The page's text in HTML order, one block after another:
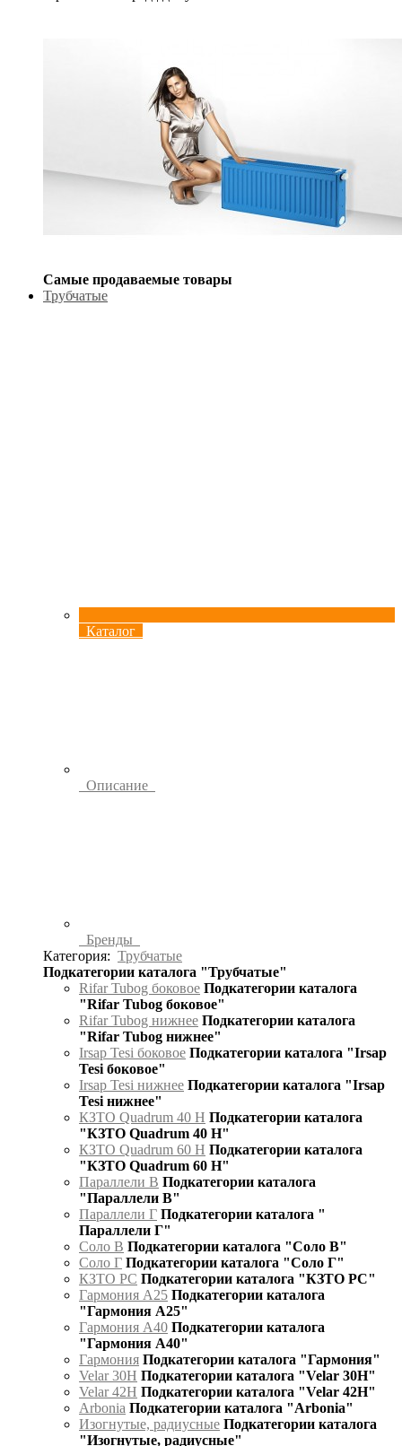
Самые продаваемые товары
Трубчатые
Каталог
Описание
Бренды
Категория: Трубчатые
Подкатегории каталога "Трубчатые"
Rifar Tubog боковое Подкатегории каталога
"Rifar Tubog боковое"
Rifar Tubog нижнее Подкатегории каталога
"Rifar Tubog нижнее"
Irsap Tesi боковое Подкатегории каталога "Irsap
Tesi боковое"
Irsap Tesi нижнее Подкатегории каталога "Irsap
Tesi нижнее"
КЗТО Quadrum 40 H Подкатегории каталога
"КЗТО Quadrum 40 H"
КЗТО Quadrum 60 H Подкатегории каталога
"КЗТО Quadrum 60 H"
Параллели В Подкатегории каталога
"Параллели В"
Параллели Г Подкатегории каталога "
Параллели Г"
Соло В Подкатегории каталога "Соло В"
Соло Г Подкатегории каталога "Соло Г"
КЗТО РС Подкатегории каталога "КЗТО РС"
Гармония А25 Подкатегории каталога
"Гармония А25"
Гармония А40 Подкатегории каталога
"Гармония А40"
Гармония Подкатегории каталога "Гармония"
Velar 30H Подкатегории каталога "Velar 30H"
Velar 42H Подкатегории каталога "Velar 42H"
Arbonia Подкатегории каталога "Arbonia"
Изогнутые, радиусные Подкатегории каталога
"Изогнутые, радиусные"